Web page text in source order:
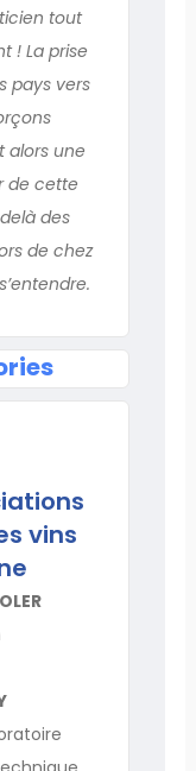
tout
! La prise
pays vers
alors une
de cette
des
de chez
vins